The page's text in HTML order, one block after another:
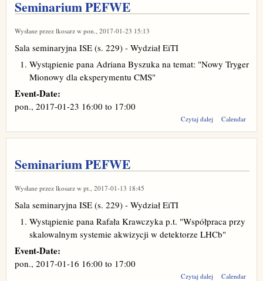
Seminarium PEFWE
Wysłane przez lkosarz w pon., 2017-01-23 15:13
Sala seminaryjna ISE (s. 229) - Wydział EiTI
Wystąpienie pana Adriana Byszuka na temat: "Nowy Tryger
Mionowy dla eksperymentu CMS"
Event-Date:
pon., 2017-01-23 16:00 to 17:00
Czytaj dalej wpisCalendar
Seminarium PEFWE
Wysłane przez lkosarz w pt., 2017-01-13 18:45
Sala seminaryjna ISE (s. 229) - Wydział EiTI
Wystąpienie pana Rafała Krawczyka p.t. "Współpraca przy
skalowalnym systemie akwizycji w detektorze LHCb"
Event-Date:
pon., 2017-01-16 16:00 to 17:00
Czytaj dalej wpisCalendar